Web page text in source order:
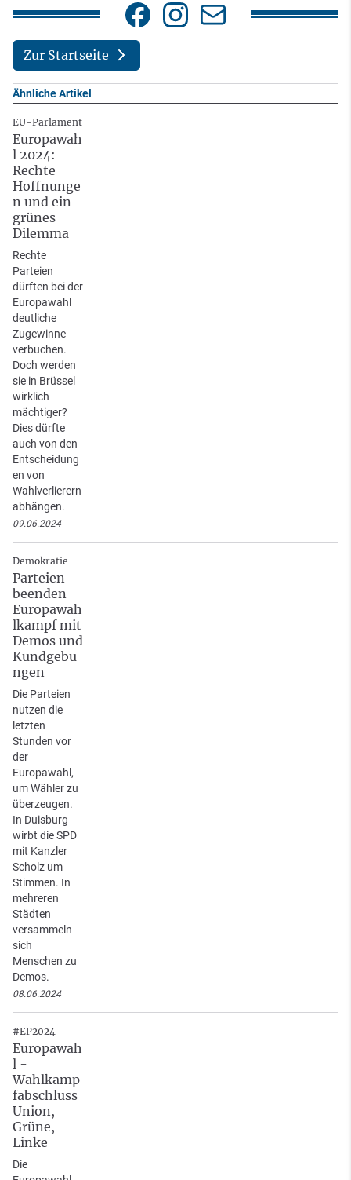
Zur Startseite
Ähnliche Artikel
EU-Parlament
Europawah
l 2024:
Rechte
Hoffnunge
n und ein
grünes
Dilemma
Rechte
Parteien
dürften bei der
Europawahl
deutliche
Zugewinne
verbuchen.
Doch werden
sie in Brüssel
wirklich
mächtiger?
Dies dürfte
auch von den
Entscheidung
en von
Wahlverlierern
abhängen.
09.06.2024
Demokratie
Parteien
beenden
Europawah
lkampf mit
Demos und
Kundgebu
ngen
Die Parteien
nutzen die
letzten
Stunden vor
der
Europawahl,
um Wähler zu
überzeugen.
In Duisburg
wirbt die SPD
mit Kanzler
Scholz um
Stimmen. In
mehreren
Städten
versammeln
sich
Menschen zu
Demos.
08.06.2024
#EP2024
Europawah
l -
Wahlkamp
fabschluss
Union,
Grüne,
Linke
Die